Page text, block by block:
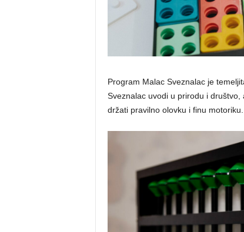
Program Malac Sveznalac je
Sveznalac uvodi u prirodu i
držati pravilno olovku i finu motoriku.